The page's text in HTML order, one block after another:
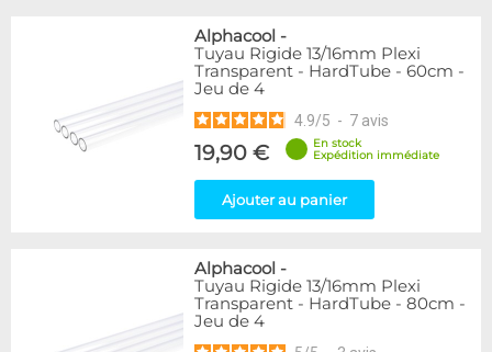
Alphacool -
Tuyau Rigide 13/16mm Plexi
Transparent - HardTube - 60cm -
Jeu de 4
4.9/5 - 7 avis
19,90 €
En stock
Expédition immédiate
Ajouter au panier
Alphacool -
Tuyau Rigide 13/16mm Plexi
Transparent - HardTube - 80cm -
Jeu de 4